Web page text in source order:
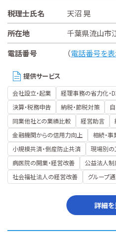
税理士氏名
天沼 晃
所在地
千葉県流山市
電話番号
（電話番号を
提供サービス
会社設立・起業 経理事務の省力化・
決算・税務申告
納税・節税対策
同業他社との業績比較
経営助言
金融機関からの信用力向上
相続・
小規模共済・倒産防止共済
現場別
病医院の開業・経営改善
公益法人
社会福祉法人の経営改善
グループ
詳細